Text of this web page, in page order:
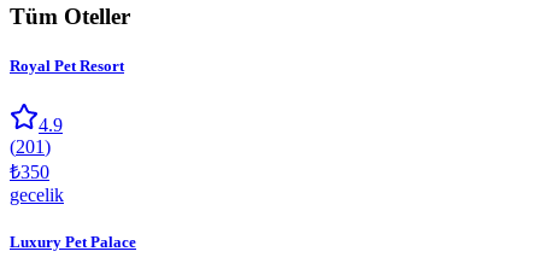
Tüm Oteller
Royal Pet Resort
4.9
(201)
₺350
gecelik
Luxury Pet Palace